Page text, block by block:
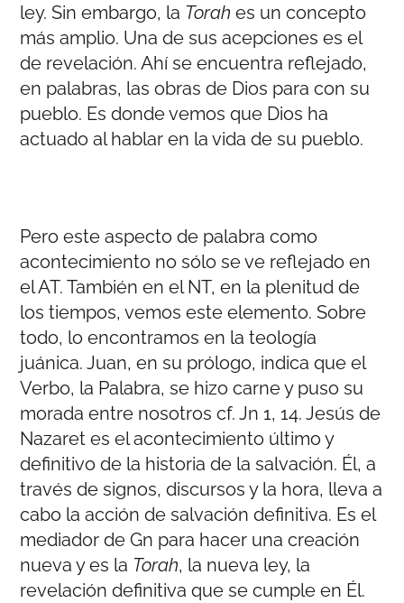
ley. Sin embargo, la Torah es un concepto
más amplio. Una de sus acepciones es el
de revelación. Ahí se encuentra reflejado,
en palabras, las obras de Dios para con su
pueblo. Es donde vemos que Dios ha
actuado al hablar en la vida de su pueblo.
Pero este aspecto de palabra como
acontecimiento no sólo se ve reflejado en
el AT. También en el NT, en la plenitud de
los tiempos, vemos este elemento. Sobre
todo, lo encontramos en la teología
juánica. Juan, en su prólogo, indica que el
Verbo, la Palabra, se hizo carne y puso su
morada entre nosotros cf. Jn 1, 14. Jesús de
Nazaret es el acontecimiento último y
definitivo de la historia de la salvación. Él, a
través de signos, discursos y la hora, lleva a
cabo la acción de salvación definitiva. Es el
mediador de Gn para hacer una creación
nueva y es la Torah, la nueva ley, la
revelación definitiva que se cumple en Él.